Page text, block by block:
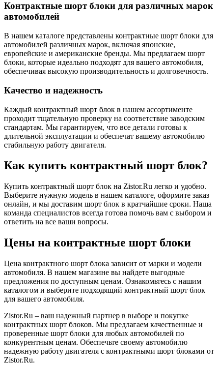
Контрактные шорт блоки для различных марок
автомобилей
В нашем каталоге представлены контрактные шорт блоки для
автомобилей различных марок, включая японские,
европейские и американские бренды. Мы предлагаем шорт
блоки, которые идеально подходят для вашего автомобиля,
обеспечивая высокую производительность и долговечность.
Качество и надежность
Каждый контрактный шорт блок в нашем ассортименте
проходит тщательную проверку на соответствие заводским
стандартам. Мы гарантируем, что все детали готовы к
длительной эксплуатации и обеспечат вашему автомобилю
стабильную работу двигателя.
Как купить контрактный шорт блок?
Купить контрактный шорт блок на Zistor.Ru легко и удобно.
Выберите нужную модель в нашем каталоге, оформите заказ
онлайн, и мы доставим шорт блок в кратчайшие сроки. Наша
команда специалистов всегда готова помочь вам с выбором и
ответить на все ваши вопросы.
Цены на контрактные шорт блоки
Цена контрактного шорт блока зависит от марки и модели
автомобиля. В нашем магазине вы найдете выгодные
предложения по доступным ценам. Ознакомьтесь с нашим
каталогом и выберите подходящий контрактный шорт блок
для вашего автомобиля.
Zistor.Ru – ваш надежный партнер в выборе и покупке
контрактных шорт блоков. Мы предлагаем качественные и
проверенные шорт блоки для любых автомобилей по
конкурентным ценам. Обеспечьте своему автомобилю
надежную работу двигателя с контрактными шорт блоками от
Zistor.Ru.